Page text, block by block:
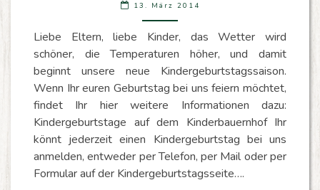
13. März 2014
Liebe Eltern, liebe Kinder, das Wetter wird
schöner, die Temperaturen höher, und damit
beginnt unsere neue Kindergeburtstagssaison.
Wenn Ihr euren Geburtstag bei uns feiern möchtet,
findet Ihr hier weitere Informationen dazu:
Kindergeburtstage auf dem Kinderbauernhof Ihr
könnt jederzeit einen Kindergeburtstag bei uns
anmelden, entweder per Telefon, per Mail oder per
Formular auf der Kindergeburtstagsseite….